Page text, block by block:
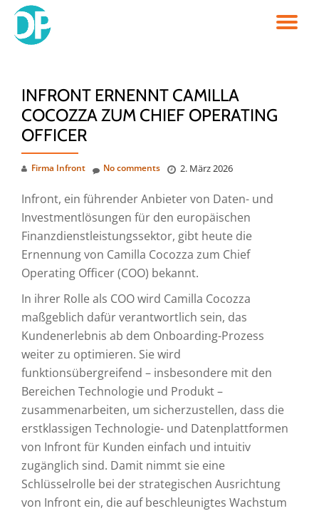
Skip
INFRONT ERNENNT CAMILLA
COCOZZA ZUM CHIEF OPERATING
OFFICER
Firma Infront 2. März 2026
No comments
Infront, ein führender Anbieter von Daten- und
Investmentlösungen für den europäischen
Finanzdienstleistungssektor, gibt heute die
Ernennung von Camilla Cocozza zum Chief
Operating Officer (COO) bekannt.
In ihrer Rolle als COO wird Camilla Cocozza
maßgeblich dafür verantwortlich sein, das
Kundenerlebnis ab dem Onboarding-Prozess
weiter zu optimieren. Sie wird
funktionsübergreifend – insbesondere mit den
Bereichen Technologie und Produkt –
zusammenarbeiten, um sicherzustellen, dass die
erstklassigen Technologie- und Datenplattformen
von Infront für Kunden einfach und intuitiv
zugänglich sind. Damit nimmt sie eine
Schlüsselrolle bei der strategischen Ausrichtung
von Infront ein, die auf beschleunigtes Wachstum